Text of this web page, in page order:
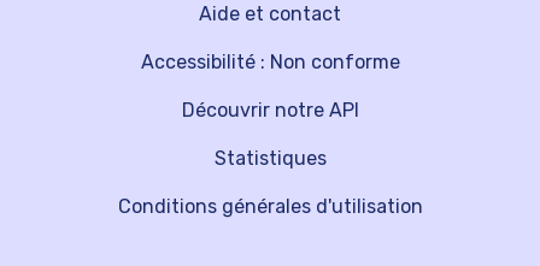
Découvrir notre API
Aide et contact
Statistiques
Accessibilité : Non conforme
Conditions générales d'utilisation